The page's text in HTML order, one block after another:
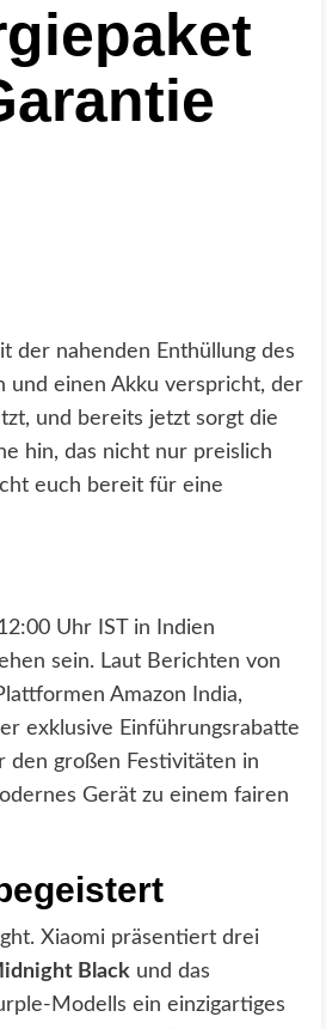
der nahenden Enthüllung des
und einen Akku verspricht, der
und bereits jetzt sorgt die
hin, das nicht nur preislich
euch bereit für eine
Uhr IST in Indien
sein. Laut Berichten von
Amazon India,
exklusive Einführungsrabatte
den großen Festivitäten in
Gerät zu einem fairen
Xiaomi präsentiert drei
Blackund das
Modells ein einzigartiges